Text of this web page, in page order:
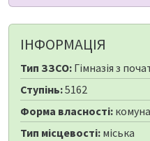
ІНФОРМАЦІЯ
Тип ЗЗСО: Гімназія з
Ступінь:5162
Форма власності:
Тип місцевості: міська